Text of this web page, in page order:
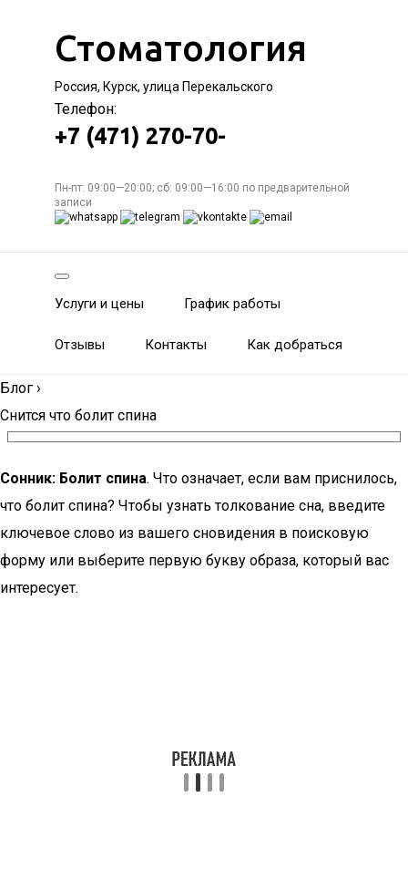
Стоматология
Россия, Курск, улица Перекальского
Телефон:
+7 (471) 270-70-
Пн-пт: 09:00—20:00; сб: 09:00—16:00 по предварительной
записи
Услуги и цены График работы
Отзывы Контакты Как добраться
Блог ›
Снится что болит спина
Сонник: Болит спина. Что означает, если вам приснилось,
что болит спина? Чтобы узнать толкование сна, введите
ключевое слово из вашего сновидения в поисковую
форму или выберите первую букву образа, который вас
интересует.